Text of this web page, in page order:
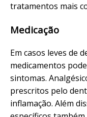
tratamentos mais
Medicação
Em casos leves de
medicamentos
sintomas.
prescritos pelo
inflamação. Além